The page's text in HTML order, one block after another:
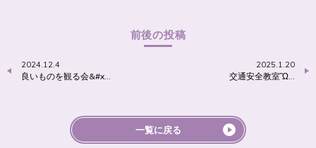
前後の投稿
2024.12.4
良いものを観る会&#x…
2025.1.20
交通安全教室Ὢ…
一覧に戻る